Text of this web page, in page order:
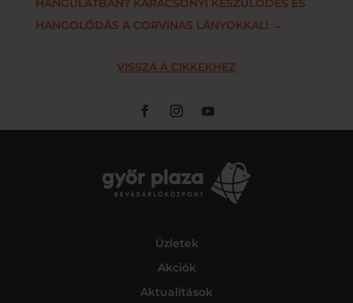
HANGULATBAN? KARÁCSONYI KÉSZÜLŐDÉS ÉS
HANGOLÓDÁS A CORVINAS LÁNYOKKAL! →
VISSZA A CIKKEKHEZ
Üzletek
Akciók
Aktualitások